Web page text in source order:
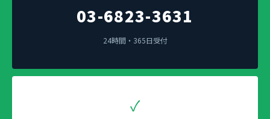
03-6823-3631
24時間・365日受付
✓